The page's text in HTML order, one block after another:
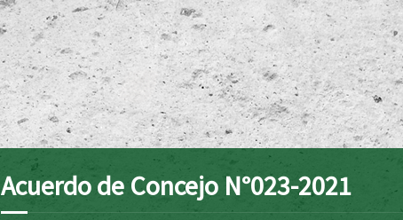
Acuerdo de Concejo N°023-2021